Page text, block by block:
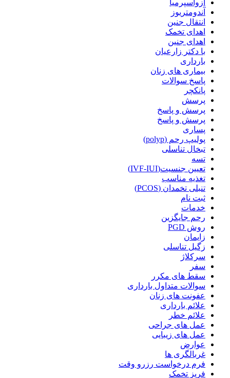
آزواسپرمیا
آندومتریوز
انتقال جنین
اهدای تخمک
اهدای جنین
با دکتر زارعیان
بارداری
بیماری های زنان
پاسخ سوالات
پانکچر
پرسش
پرسش و پاسخ
پرسش و پاسخ
پساری
پولیپ رحم (polyp)
تبخال تناسلی
تسه
تعیین جنسیت(IVF-IUI)
تغذیه مناسب
تنبلی تخمدان (PCOS)
ثبت نام
خدمات
رحم جایگزین
روش PGD
زایمان
زگیل تناسلی
سرکلاژ
سفر
سقط های مکرر
سوالات متداول بارداری
عفونت های زنان
علائم بارداری
علائم خطر
عمل های جراحی
عمل های زیبایی
عوارض
غربالگری ها
فرم درخواست رزرو وقت
فریز تخمک